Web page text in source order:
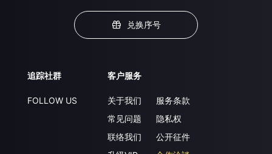
兑换序号
追踪社群
FOLLOW US
客户服务
关于我们
常见问题
联络我们
服务条款
隐私权
公开征件